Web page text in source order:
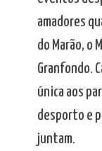
amadores
do Marão, o
Granfondo.
única aos
desporto e
juntam.